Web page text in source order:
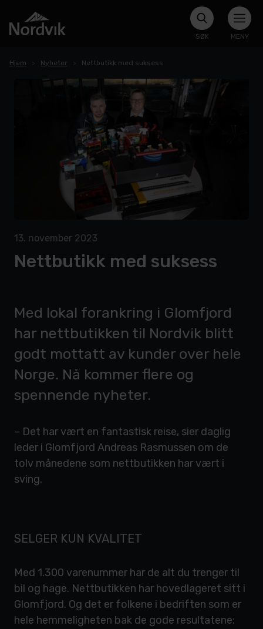
SØK MENY
Hjem Nyheter Nettbutikk med suksess
13. november 2023
Nettbutikk med suksess
Med lokal forankring i Glomfjord
har nettbutikken til Nordvik blitt
godt mottatt av kunder over hele
Norge. Nå kommer flere og
spennende nyheter.
– Det har vært en fantastisk reise, sier daglig
leder i Glomfjord Andreas Rasmussen om de
tolv månedene som nettbutikken har vært i
sving.
SELGER KUN KVALITET
Med 1.300 varenummer har de alt du trenger til
bil og hage. Nettbutikken har hovedlageret sitt i
Glomfjord. Og det er folkene i bedriften som er
hele hemmeligheten bak de gode resultatene: